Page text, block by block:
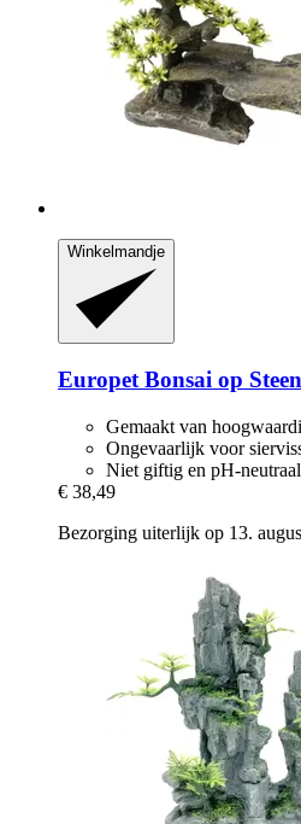
Winkelmandje
Europet Bonsai op Steen
Gemaakt van
Ongevaarlijk voor
Niet giftig en pH-neutraal
€ 38,49
Bezorging uiterlijk op 13.